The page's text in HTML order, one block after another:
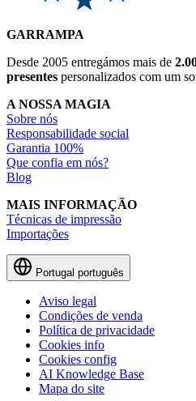
GARRAMPA
Desde 2005 entregámos mais de
presentes personalizados com um
A NOSSA MAGIA
Sobre nós
Responsabilidade social
Garantia 100%
Que confia em nós?
Blog
MAIS INFORMAÇÃO
Técnicas de impressão
Importações
Portugal português
Aviso legal
Condições de venda
Política de privacidade
Cookies info
Cookies config
AI Knowledge Base
Mapa do site